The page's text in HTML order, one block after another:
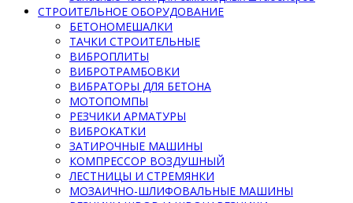
СТРОИТЕЛЬНОЕ ОБОРУДОВАНИЕ
БЕТОНОМЕШАЛКИ
ТАЧКИ СТРОИТЕЛЬНЫЕ
ВИБРОПЛИТЫ
ВИБРОТРАМБОВКИ
ВИБРАТОРЫ ДЛЯ БЕТОНА
МОТОПОМПЫ
РЕЗЧИКИ АРМАТУРЫ
ВИБРОКАТКИ
ЗАТИРОЧНЫЕ МАШИНЫ
КОМПРЕССОР ВОЗДУШНЫЙ
ЛЕСТНИЦЫ И СТРЕМЯНКИ
МОЗАИЧНО-ШЛИФОВАЛЬНЫЕ МАШИНЫ